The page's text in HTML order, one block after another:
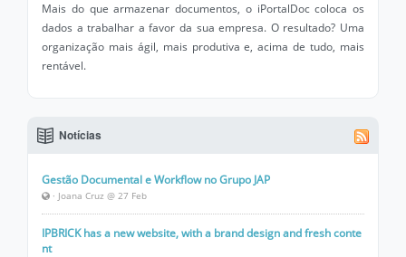
Mais do que armazenar documentos, o iPortalDoc coloca os
dados a trabalhar a favor da sua empresa. O resultado? Uma
organização mais ágil, mais produtiva e, acima de tudo, mais
rentável.
Notícias
Gestão Documental e Workflow no Grupo JAP
· Joana Cruz @ 27 Feb
IPBRICK has a new website, with a brand design and fresh conte
nt